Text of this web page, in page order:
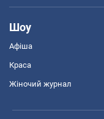
Шоу
Афіша
Краса
Жіночий журнал